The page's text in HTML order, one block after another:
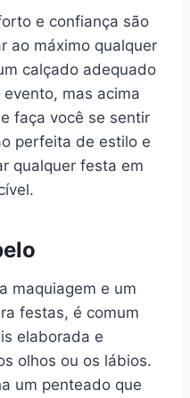
e confiança são
ao máximo qualquer
calçado adequado
mas acima
faça você se sentir
perfeita de estilo e
qualquer festa em
maquiagem e um
festas, é comum
elaborada e
olhos ou os lábios.
um penteado que